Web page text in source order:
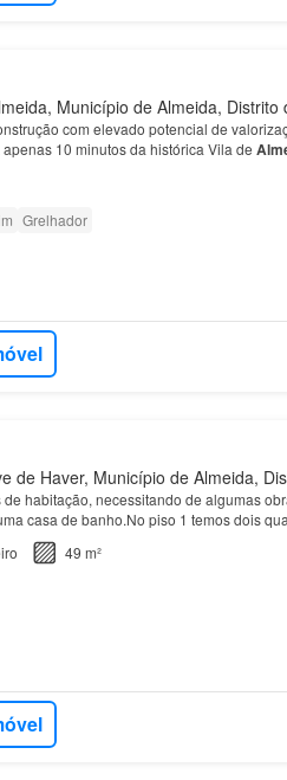
Município de Almeida, Distrito
com elevado potencial de
10 minutos da histórica Vila de
Formoso (Espanha) ?…
Grelhador
de Haver, Município de Almeida,
habitação, necessitando de algumas
casa de banho.No piso 1 temos dois
venda inclui dois terrenos rustic…
49 m²